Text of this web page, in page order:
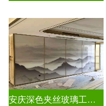
安庆深色夹丝玻璃工厂在哪里